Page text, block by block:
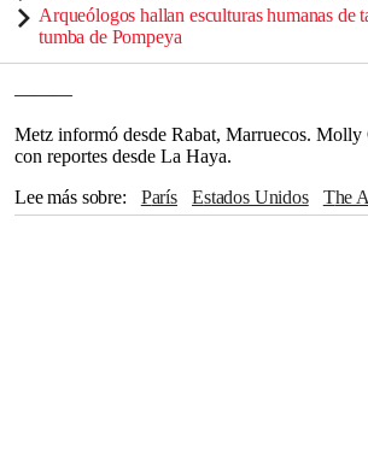
Arqueólogos hallan esculturas humanas de
tumba de Pompeya
———
Metz informó desde Rabat, Marruecos.
con reportes desde La Haya.
Lee más sobre
París Estados Unidos
The